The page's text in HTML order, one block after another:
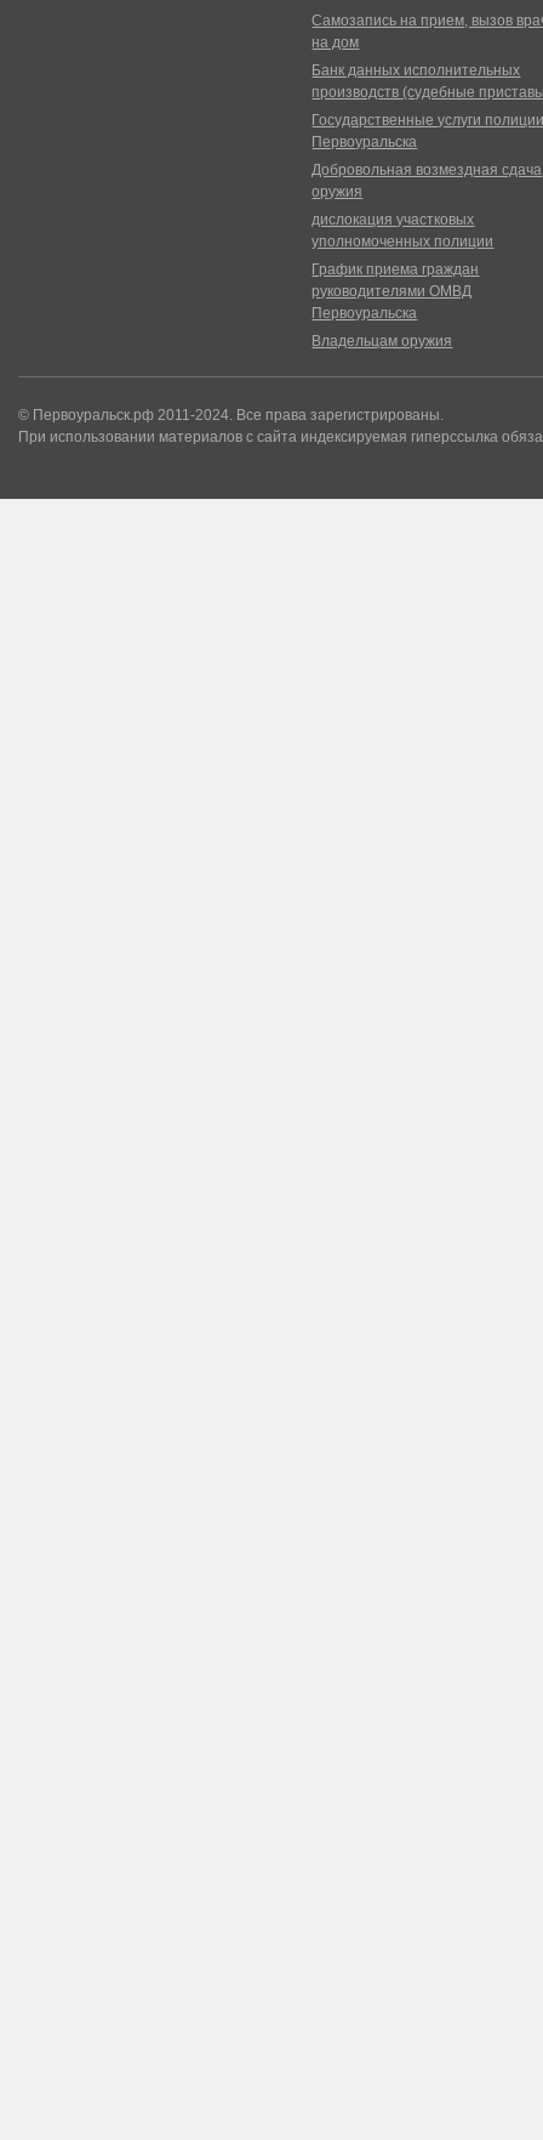
Самозапись на прием, вызов
на дом
Банк данных исполнительных
производств (судебные
Государственные услуги
Первоуральска
Добровольная возмездная сдача
оружия
дислокация участковых
уполномоченных полиции
График приема граждан
руководителями ОМВД
Первоуральска
Владельцам оружия
© Первоуральск.рф 2011-2024. Все права зарегистрированы.
При использовании материалов с сайта индексируемая гиперссылка